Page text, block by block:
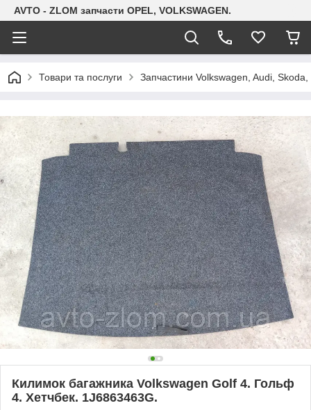
AVTO - ZLOM запчасти OPEL, VOLKSWAGEN.
Товари та послуги Запчастини Volkswagen, Audi, Skoda,
Килимок багажника Volkswagen Golf 4. Гольф
4. Хетчбек. 1J6863463G.